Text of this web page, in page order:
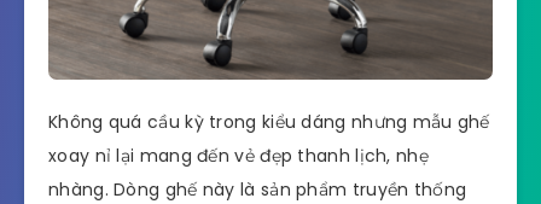
Không quá cầu kỳ trong kiểu dáng nhưng mẫu ghế
xoay nỉ lại mang đến vẻ đẹp thanh lịch, nhẹ
nhàng. Dòng ghế này là sản phẩm truyền thống